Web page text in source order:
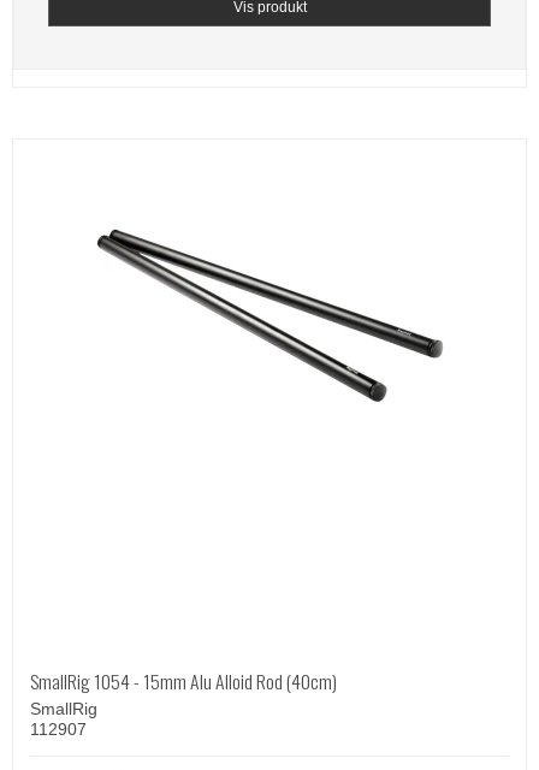
Vis produkt
SmallRig 1054 - 15mm Alu Alloid Rod (40cm)
SmallRig
112907